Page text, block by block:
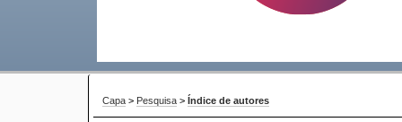
Capa > Pesquisa > Índice de autores